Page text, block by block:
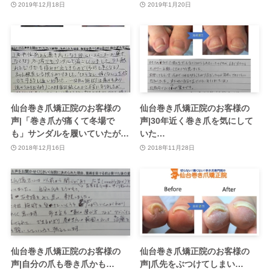
2019年12月18日 2019年1月20日
仙台巻き爪矯正院のお客様の
声|「巻き爪が痛くて冬場で
も」サンダルを履いていたが…
2018年12月16日
仙台巻き爪矯正院のお客様の
声|30年近く巻き爪を気にして
いた…
2018年11月28日
仙台巻き爪矯正院のお客様の
声|自分の爪も巻き爪かも…
仙台巻き爪矯正院のお客様の
声|爪先をぶつけてしまい…